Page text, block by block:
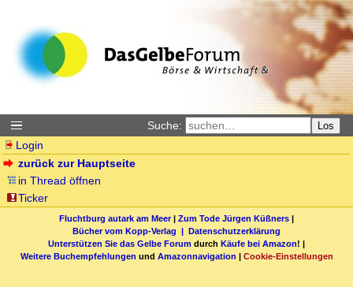
Suche: Los
Login
zurück zur Hauptseite
in Thread öffnen
Ticker
Fluchtburg autark am Meer| Zum Tode Jürgen Küßners |
Bücher vom Kopp-Verlag | Datenschutzerklärung
Unterstützen Sie das Gelbe Forum durch Käufe bei Amazon! |
Weitere Buchempfehlungen und Amazonnavigation | Cookie-Einstellungen